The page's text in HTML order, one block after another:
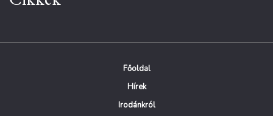
Főoldal
Hírek
Irodánkról